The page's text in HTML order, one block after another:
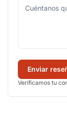
Enviar
Verificamos tu